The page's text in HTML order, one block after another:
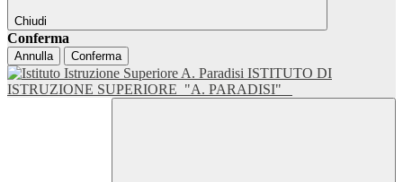
Chiudi
Conferma
Annulla Conferma
ISTITUTO DI
ISTRUZIONE SUPERIORE "A. PARADISI"